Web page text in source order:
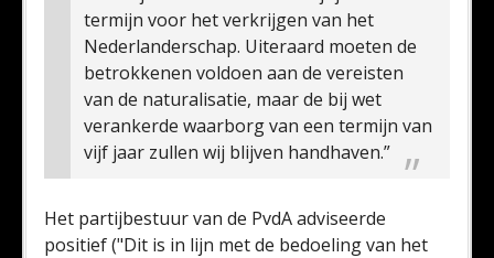
termijn voor het verkrijgen van het
Nederlanderschap. Uiteraard moeten de
betrokkenen voldoen aan de vereisten
van de naturalisatie, maar de bij wet
verankerde waarborg van een termijn van
vijf jaar zullen wij blijven handhaven.”
Het partijbestuur van de PvdA adviseerde
positief ("Dit is in lijn met de bedoeling van het